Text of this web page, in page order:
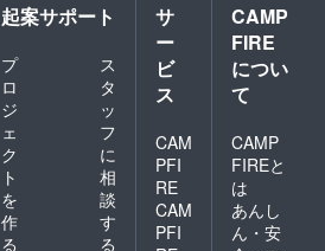
起案サポート
プ
ロ
ジ
ェ
ク
ト
を
作
る
ス
タ
ッ
フ
に
相
談
す
る
サ
ー
ビ
ス
CAM
PFI
RE
CAM
PFI
CAMP
FIRE
につい
て
CAMP
FIREと
は
あんし
ん・安